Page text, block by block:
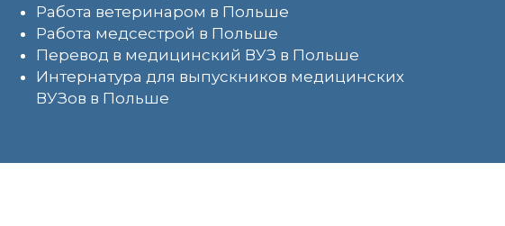
Работа ветеринаром в Польше
Работа медсестрой в Польше
Перевод в медицинский ВУЗ в Польше
Интернатура для выпускников медицинских
ВУЗов в Польше